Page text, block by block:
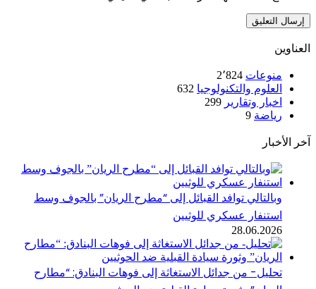
2٬824
والتكنولوجيا 632
وتقارير 299
9
توافد القبائل إلى “مطرح الريان” بالجوف وسط
عسكري للوثيين
من جدائل الاستغاثة إلى فوهات البنادق: “مطارح